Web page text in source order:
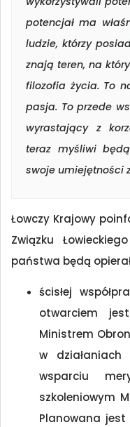
potencjał ma
ludzie, którzy
znają teren, na
filozofia życia. To
pasja. To przede
wyrastający z
teraz myśliwi
swoje umiejętności
Łowczy Krajowy
Związku
państwa będą
ścisłej
otwarciem
Ministrem
w
wsparciu
szkoleniowym
Planowana jest